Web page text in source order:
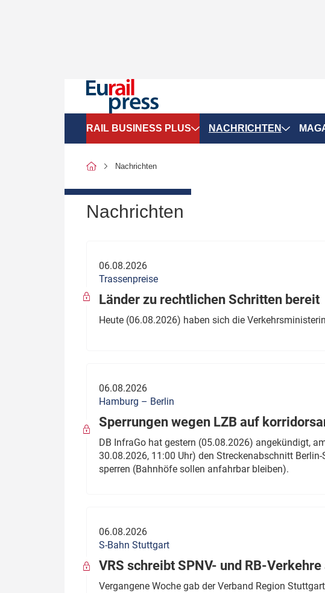
RAIL BUSINESS PLUS
SPNV-Marktdaten
Politik
wen?
Thema des Monats
Dossier: Generalsanierung
Dossier: ETCS
Dossier:
NACHRICHTEN
Nachrichten
Nachrichten
06.08.2026
Trassenpreise
Länder zu rechtlichen Schritten bereit
Heute (06.08.2026) haben sich die
06.08.2026
Hamburg – Berlin
Sperrungen wegen LZB auf
DB InfraGo hat gestern (05.08.2026) angekündigt,
30.08.2026, 11:00 Uhr) den Streckenabschnitt
sperren (Bahnhöfe sollen anfahrbar bleiben).
06.08.2026
S-Bahn Stuttgart
VRS schreibt SPNV- und RB-
Vergangene Woche gab der Verband Region